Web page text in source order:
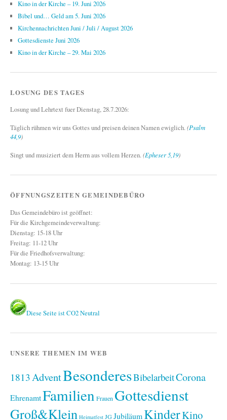
Kino in der Kirche – 19. Juni 2026
Bibel und… Geld am 5. Juni 2026
Kirchennachrichten Juni / Juli / August 2026
Gottesdienste Juni 2026
Kino in der Kirche – 29. Mai 2026
LOSUNG DES TAGES
Losung und Lehrtext fuer Dienstag, 28.7.2026:
Täglich rühmen wir uns Gottes und preisen deinen Namen ewiglich.(Psalm
44,9)
Singt und musiziert dem Herrn aus vollem Herzen.(Epheser 5,19)
ÖFFNUNGSZEITEN GEMEINDEBÜRO
Das Gemeindebüro ist geöffnet:
Für die Kirchgemeindeverwaltung:
Dienstag: 15-18 Uhr
Freitag: 11-12 Uhr
Für die Friedhofsverwaltung:
Montag: 13-15 Uhr
Diese Seite ist CO2 Neutral
UNSERE THEMEN IM WEB
1813AdventBesonderesBibelarbeitCorona
EhrenamtFamilien Frauen Gottesdienst
Groß&Klein Heimatfest JGJubiläumKinderKino